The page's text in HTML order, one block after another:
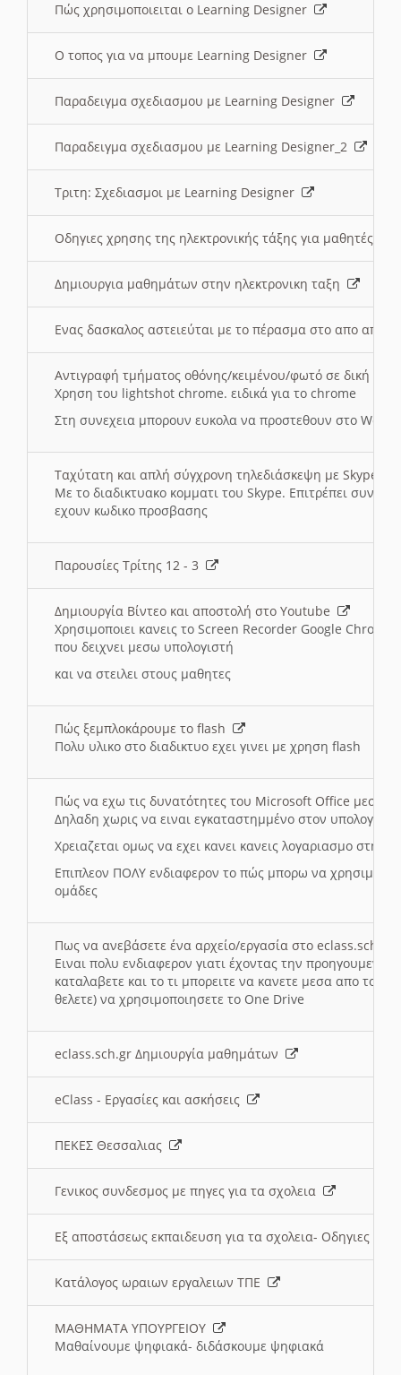
Πώς χρησιμοποιειται ο Learning Designer
O τοπος για να μπουμε Learning Designer
Παραδειγμα σχεδιασμου με Learning Designer
Παραδειγμα σχεδιασμου με Learning Designer_2
Τριτη: Σχεδιασμοι με Learning Designer
Οδηγιες χρησης της ηλεκτρονικής τάξης για μαθητές
Δημιουργια μαθημάτων στην ηλεκτρονικη ταξη
Ενας δασκαλος αστειεύται με το πέρασμα στο απο
Αντιγραφή τμήματος οθόνης/κειμένου/φωτό σε δική
Χρηση του lightshot chrome. ειδικά για το chrome
Στη συνεχεια μπορουν ευκολα να προστεθουν στο Word
Ταχύτατη και απλή σύγχρονη τηλεδιάσκεψη με Skype
Με το διαδικτυακο κομματι του Skype. Επιτρέπει
εχουν κωδικο προσβασης
Παρουσίες Τρίτης 12 - 3
Δημιουργία Βίντεο και αποστολή στο Youtube
Χρησιμοποιει κανεις το Screen Recorder Google Chrome
που δειχνει μεσω υπολογιστή
και να στειλει στους μαθητες
Πώς ξεμπλοκάρουμε το flash
Πολυ υλικο στο διαδικτυο εχει γινει με χρηση flash
Πώς να εχω τις δυνατότητες του Microsoft Office μεσω
Δηλαδη χωρις να ειναι εγκαταστημμένο στον
Χρειαζεται ομως να εχει κανει κανεις λογαριασμο στη
Επιπλεον ΠΟΛΥ ενδιαφερον το πώς μπορω να
ομάδες
Πως να ανεβάσετε ένα αρχείο/εργασία στο eclass.sch.gr
Ειναι πολυ ενδιαφερον γιατι έχοντας την
καταλαβετε και το τι μπορειτε να κανετε μεσα απο το
θελετε) να χρησιμοποιησετε το One Drive
eclass.sch.gr Δημιουργία μαθημάτων
eClass - Εργασίες και ασκήσεις
ΠΕΚΕΣ Θεσσαλιας
Γενικος συνδεσμος με πηγες για τα σχολεια
Εξ αποστάσεως εκπαιδευση για τα σχολεια- Οδηγιες
Κατάλογος ωραιων εργαλειων ΤΠΕ
ΜΑΘΗΜΑΤΑ ΥΠΟΥΡΓΕΙΟΥ
Μαθαίνουμε ψηφιακά- διδάσκουμε ψηφιακά